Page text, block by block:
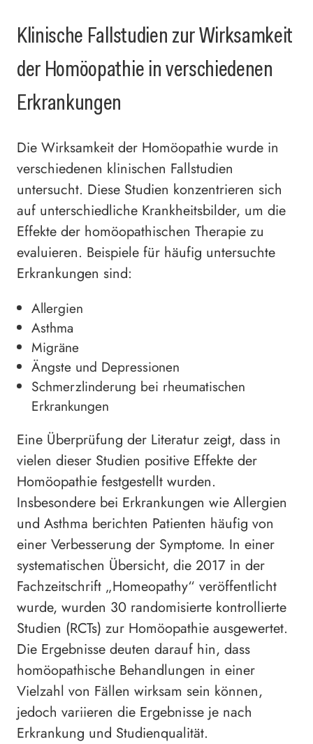
Klinische Fallstudien zur Wirksamkeit
der Homöopathie in verschiedenen
Erkrankungen
Die Wirksamkeit der Homöopathie wurde in
verschiedenen klinischen Fallstudien
untersucht. Diese Studien konzentrieren sich
auf unterschiedliche Krankheitsbilder, um die
Effekte der homöopathischen Therapie zu
evaluieren. Beispiele für häufig untersuchte
Erkrankungen sind:
Allergien
Asthma
Migräne
Ängste und Depressionen
Schmerzlinderung bei rheumatischen
Erkrankungen
Eine Überprüfung der Literatur zeigt, dass in
vielen dieser Studien positive Effekte der
Homöopathie festgestellt wurden.
Insbesondere bei Erkrankungen wie Allergien
und Asthma berichten Patienten häufig von
einer Verbesserung der Symptome. In einer
systematischen Übersicht, die 2017 in der
Fachzeitschrift „Homeopathy“ veröffentlicht
wurde, wurden 30 randomisierte kontrollierte
Studien (RCTs) zur Homöopathie ausgewertet.
Die Ergebnisse deuten darauf hin, dass
homöopathische Behandlungen in einer
Vielzahl von Fällen wirksam sein können,
jedoch variieren die Ergebnisse je nach
Erkrankung und Studienqualität.